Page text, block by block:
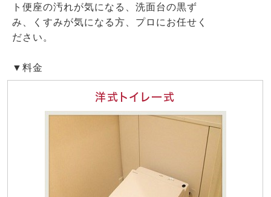
ト便座の汚れが気になる、洗面台の黒ず
み、くすみが気になる方、プロにお任せく
ださい。
▼料金
洋式トイレ一式